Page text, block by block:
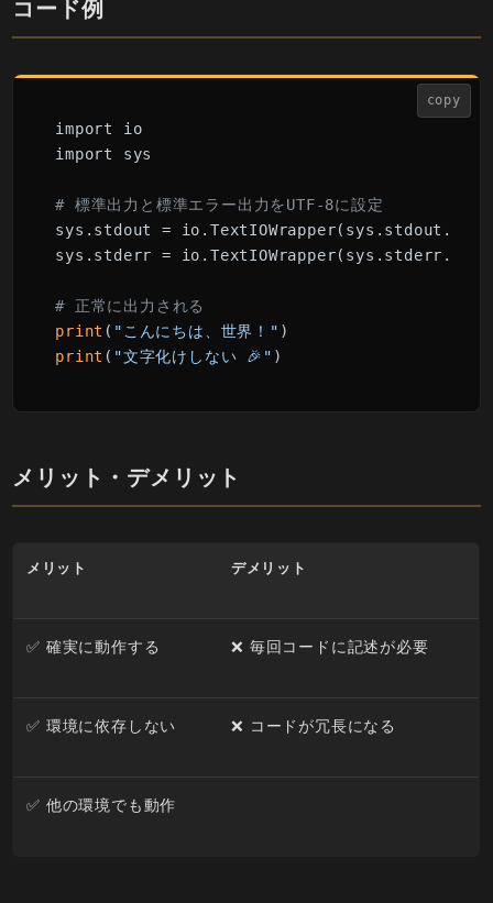
コード例
copy
import io
import sys
# 標準出力と標準エラー出力をUTF-8に設定
sys.stdout =
sys.stderr =
# 正常に出力される
print ( "こんにちは、世界！"
print ( "文字化けしない 🎉"
メリット・デメリット
メリット デメリット
✅ 確実に動作する ❌ 毎回コードに記述が必要
✅ 環境に依存しない ❌ コードが冗長になる
✅ 他の環境でも動作